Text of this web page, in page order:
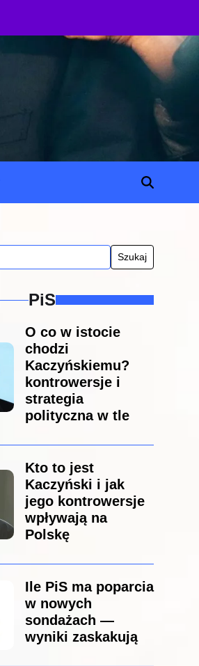
PiS
O co w istocie
chodzi
Kaczyńskiemu?
kontrowersje i
strategia
polityczna w tle
Kto to jest
Kaczyński i jak
jego kontrowersje
wpływają na
Polskę
Ile PiS ma poparcia
w nowych
sondażach —
wyniki zaskakują